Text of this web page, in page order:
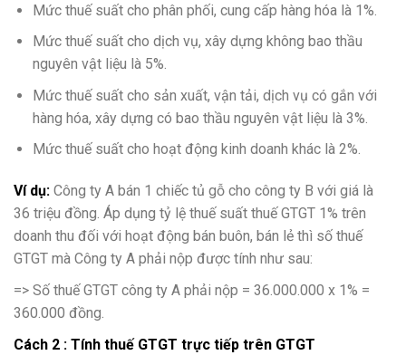
Mức thuế suất cho phân phối, cung cấp hàng hóa là 1%.
Mức thuế suất cho dịch vụ, xây dựng không bao thầu
nguyên vật liệu là 5%.
Mức thuế suất cho sản xuất, vận tải, dịch vụ có gắn với
hàng hóa, xây dựng có bao thầu nguyên vật liệu là 3%.
Mức thuế suất cho hoạt động kinh doanh khác là 2%.
Ví dụ: Công ty A bán 1 chiếc tủ gỗ cho công ty B với giá là
36 triệu đồng. Áp dụng tỷ lệ thuế suất thuế GTGT 1% trên
doanh thu đối với hoạt động bán buôn, bán lẻ thì số thuế
GTGT mà Công ty A phải nộp được tính như sau:
=> Số thuế GTGT công ty A phải nộp = 36.000.000 x 1% =
360.000 đồng.
Cách 2 : Tính thuế GTGT trực tiếp trên GTGT